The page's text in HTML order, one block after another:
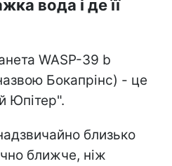
вода і де її
WASP-39 b
Бокапрінс) - це
Юпітер".
близько
ближче, ніж